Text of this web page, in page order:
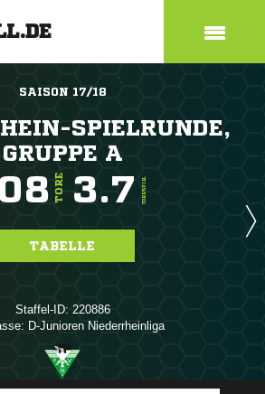
SAISON 17/18
SPIELRUNDE,
GRUPPE A
TORE 3.7 TORE/SPIEL
TABELLE
Staffel-ID: 220886
D-Junioren Niederrheinliga
ANZEIGE